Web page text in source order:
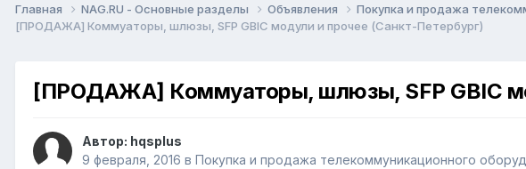
Главная NAG.RU - Основные разделы Объявления
Покупка и продажа
[ПРОДАЖА] Коммуаторы, шлюзы, SFP GBIC модули и прочее (Санкт-Петербург)
[ПРОДАЖА] Коммуаторы, шлюзы, SFP GBIC
Автор: hqsplus
9 февраля, 2016 в Покупка и продажа телекоммуникационного